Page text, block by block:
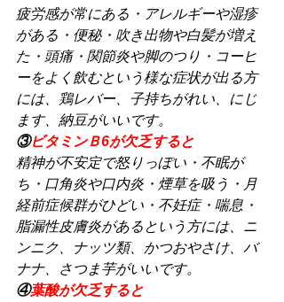
疲労感が常にある・アレルギーや湿疹
がある・便秘・吹き出物や白髪が増え
た・頭痛・関節炎や脚のつり・コーヒ
ーをよく飲むという様な症状が出る方
には、鶏レバー、子持ちがれい、にじ
ます、納豆がいいです。
③ビタミンＢ6が欠乏すると
精神が不安定で怒りっぽい・不眠が
ち・口角炎や口内炎・煙草を吸う・月
経前症候群がひどい・不妊症・喘息・
脂漏性皮膚炎があるという方には、ニ
ンニク、ナッツ類、かつおやさけ、バ
ナナ、さつま芋がいいです。
④葉酸が欠乏すると